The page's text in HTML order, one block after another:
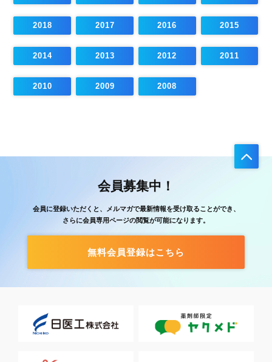
2018 2017 2016 2015
2014 2013 2012 2011
2010 2009 2008
会員募集中！
会員に登録いただくと、メルマガで最新情報を受け取ることができ、
さらに会員専用ページの閲覧が可能になります。
無料会員登録はこちら